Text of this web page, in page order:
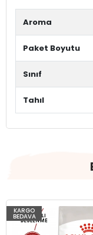
Aroma
Paket Boyutu
Sınıf
Tahıl
KARGO
BEDAVA